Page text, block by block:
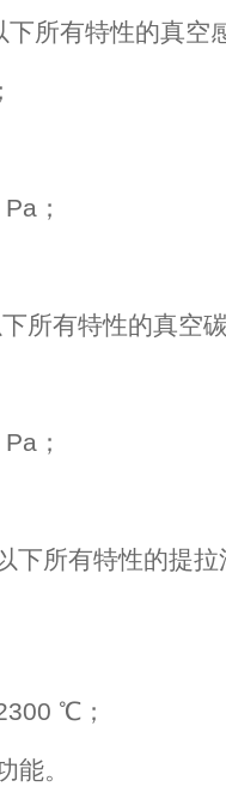
下所有特性的真空
；
所有特性的真空
；
下所有特性的提
℃；
能。